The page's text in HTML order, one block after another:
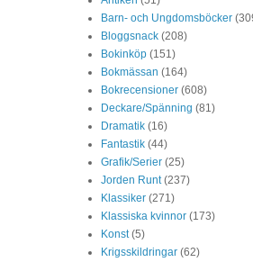
Barn- och Ungdomsböcker
Bloggsnack (208)
Bokinköp (151)
Bokmässan (164)
Bokrecensioner (608)
Deckare/Spänning (81)
Dramatik (16)
Fantastik (44)
Grafik/Serier (25)
Jorden Runt (237)
Klassiker (271)
Klassiska kvinnor (173)
Konst (5)
Krigsskildringar (62)